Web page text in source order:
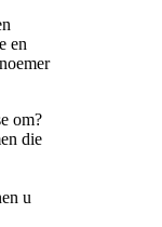
en
om?
die
u